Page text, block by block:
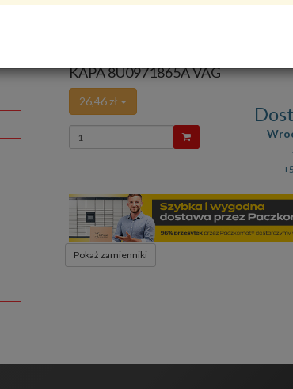
VAG - produkt oryginalny VW AUDI SEAT SKODA
KAPA 8U0971865A VAG
26,46 zł
Wprowadź
ilość
Pokaż zamienniki